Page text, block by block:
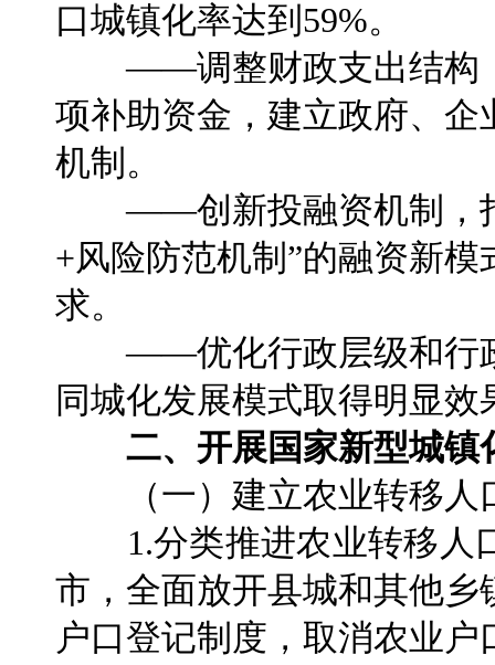
口城镇化率达到59%。
——调整财政支出结构，
项补助资金，建立政府、
机制。
——创新投融资机制，打
+风险防范机制”的融资新
求。
——优化行政层级和行政
同城化发展模式取得明显
二、开展国家新型城镇
（一）建立农业转移人
1.分类推进农业转移人
市，全面放开县城和其他
户口登记制度，取消农业